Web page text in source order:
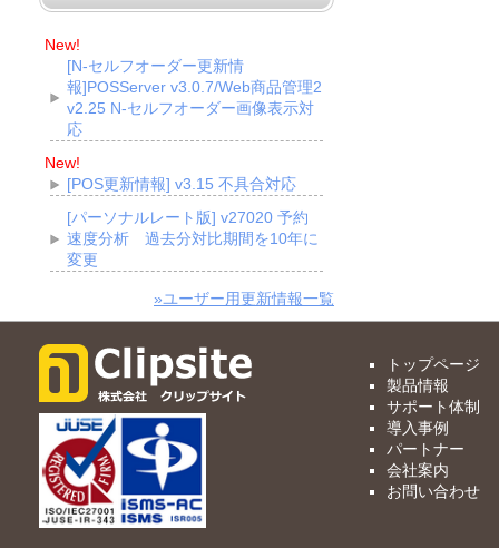
New!
[N-セルフオーダー更新情
報]POSServer v3.0.7/Web商品管理2
v2.25 N-セルフオーダー画像表示対
応
New!
[POS更新情報] v3.15 不具合対応
[パーソナルレート版] v27020 予約
速度分析 過去分対比期間を10年に
変更
»ユーザー用更新情報一覧
トップページ
製品情報
サポート体制
導入事例
パートナー
会社案内
お問い合わせ